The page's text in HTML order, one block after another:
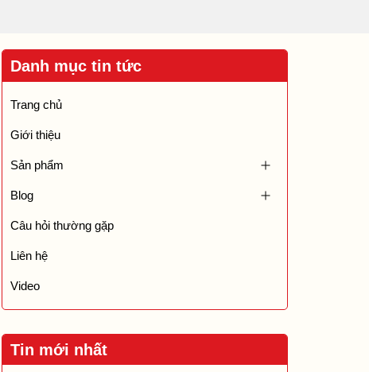
Danh mục tin tức
Trang chủ
Giới thiệu
Sản phẩm
Blog
Câu hỏi thường gặp
Liên hệ
Video
Tin mới nhất